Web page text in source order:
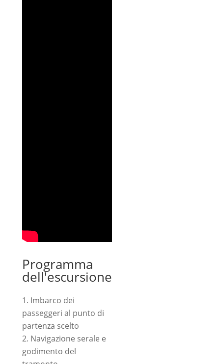
Programma
dell'escursione
Imbarco dei
passeggeri al punto di
partenza scelto
Navigazione serale e
godimento del